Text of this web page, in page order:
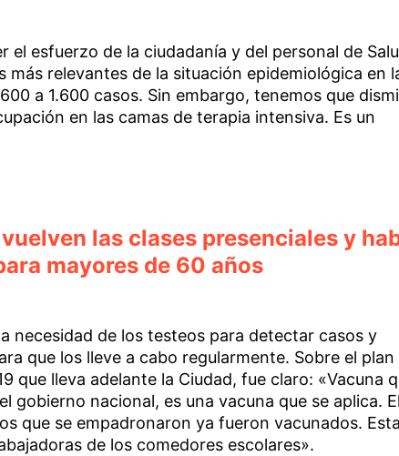
el esfuerzo de la ciudadanía y del personal de
más relevantes de la situación epidemiológica en
a 1.600 casos. Sin embargo, tenemos que
en las camas de terapia intensiva. Es un
las clases presenciales y
mayores de 60 años
necesidad de los testeos para detectar casos y
que los lleve a cabo regularmente. Sobre el plan
que lleva adelante la Ciudad, fue claro: «Vacuna
gobierno nacional, es una vacuna que se aplica. El
que se empadronaron ya fueron vacunados.
de los comedores escolares».